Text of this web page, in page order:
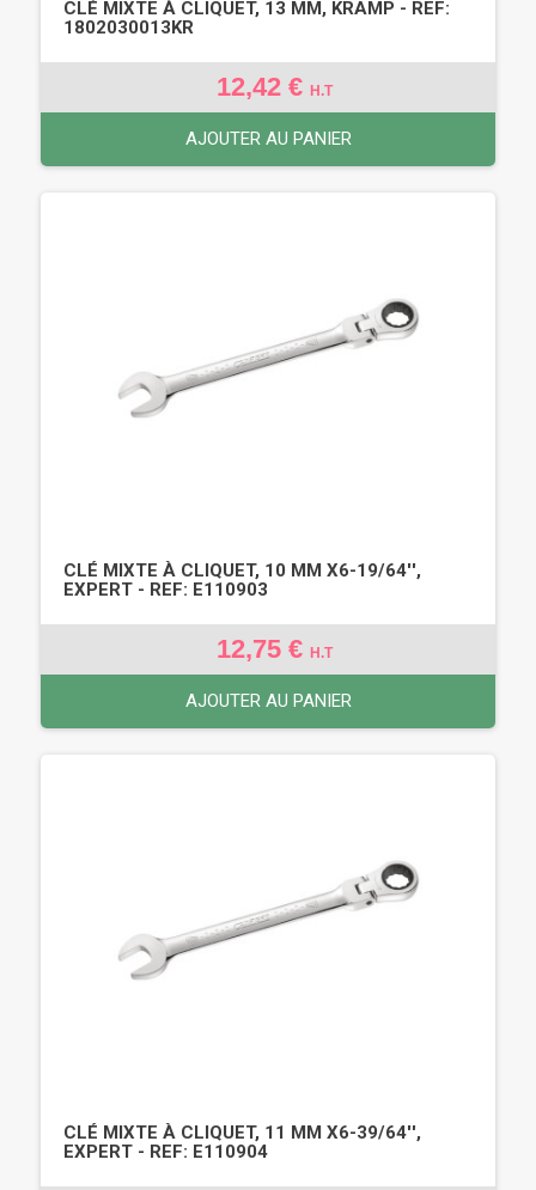
CLÉ MIXTE À CLIQUET, 13 MM, KRAMP - REF:
1802030013KR
12,42 € H.T
AJOUTER AU PANIER
CLÉ MIXTE À CLIQUET, 10 MM X6-19/64'',
EXPERT - REF: E110903
12,75 € H.T
AJOUTER AU PANIER
CLÉ MIXTE À CLIQUET, 11 MM X6-39/64'',
EXPERT - REF: E110904